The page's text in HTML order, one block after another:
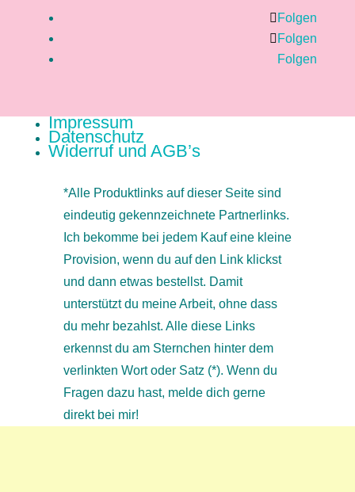
Folgen
Folgen
Folgen
Impressum
Datenschutz
Widerruf und AGB’s
*Alle Produktlinks auf dieser Seite sind
eindeutig gekennzeichnete Partnerlinks.
Ich bekomme bei jedem Kauf eine kleine
Provision, wenn du auf den Link klickst
und dann etwas bestellst. Damit
unterstützt du meine Arbeit, ohne dass
du mehr bezahlst. Alle diese Links
erkennst du am Sternchen hinter dem
verlinkten Wort oder Satz (*). Wenn du
Fragen dazu hast, melde dich gerne
direkt bei mir!